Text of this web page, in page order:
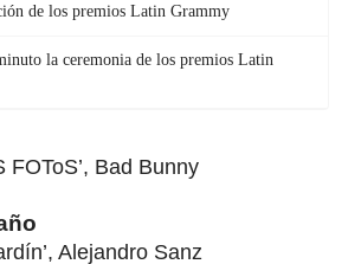
de los premios Latin Grammy
la ceremonia de los premios Latin
FOToS’, Bad Bunny
Alejandro Sanz